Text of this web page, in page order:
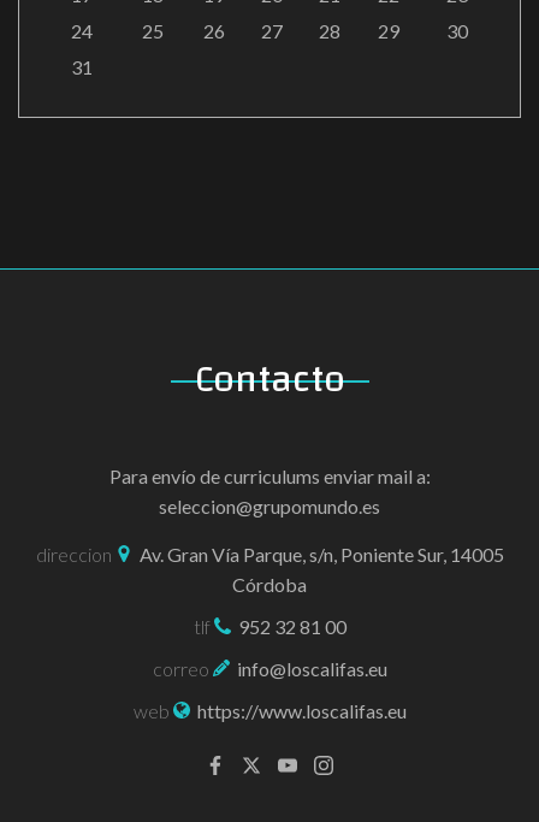
24
25 26 27 28 29
30
31
Contacto
Para envío de curriculums enviar mail a:
seleccion@grupomundo.es
direccion
Av. Gran Vía Parque, s/n, Poniente Sur, 14005
Córdoba
tlf
952 32 81 00
correo
info@loscalifas.eu
web
https://www.loscalifas.eu